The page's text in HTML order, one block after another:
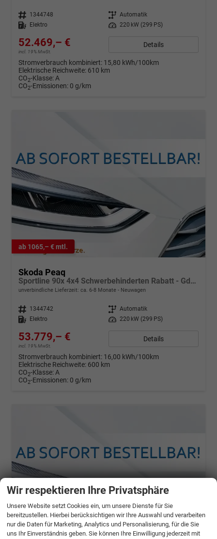
Fahrzeugnr. 1344748 Getriebe Automatik
Kraftstoff
Elektro Leistung 220 kW (299 PS)
52.469,– €
incl. 19% MwSt.
Details
Stromverbrauch kombiniert: 15,80 kWh/100km
Elektrische Reichweite: 610 km
CO2-Klasse:A
CO2-Emissionen: 0 g/km
ab 1065,– € mtl.
Skoda Peaq
Sportline 90x 4x4 Schwerbehinderten Rabatt - GdB 50% FÖRDERFÄHIG
unverbindliche Lieferzeit: ca. 6-8 Monate Neuwagen
Fahrzeugnr. 1344742 Getriebe Automatik
Kraftstoff
Elektro Leistung 220 kW (299 PS)
53.779,– €
incl. 19% MwSt.
Details
Stromverbrauch kombiniert: 16,00 kWh/100km
Elektrische Reichweite: 600 km
CO2-Klasse:A
CO2-Emissionen: 0 g/km
Wir respektieren Ihre Privatsphäre
Unsere Website setzt Cookies ein, um unsere Dienste für Sie
bereitzustellen. Hierbei berücksichtigen wir Ihre Auswahl und verarbeiten
nur die Daten für Marketing, Analytics und Personalisierung, für die Sie
uns Ihr Einverständnis geben. Sie können Ihre Einwilligung jederzeit mit